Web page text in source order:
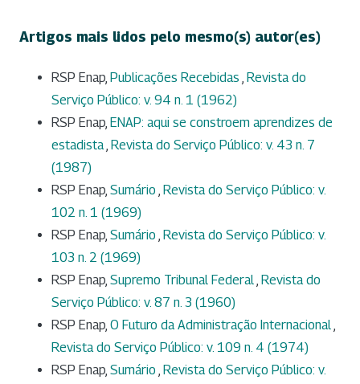
Artigos mais lidos pelo mesmo(s) autor(es)
RSP Enap, Publicações Recebidas , Revista do
Serviço Público: v. 94 n. 1 (1962)
RSP Enap, ENAP: aqui se constroem aprendizes de
estadista, Revista do Serviço Público: v. 43 n. 7
(1987)
RSP Enap, Sumário , Revista do Serviço Público: v.
102 n. 1 (1969)
RSP Enap, Sumário , Revista do Serviço Público: v.
103 n. 2 (1969)
RSP Enap, Supremo Tribunal Federal, Revista do
Serviço Público: v. 87 n. 3 (1960)
RSP Enap, O Futuro da Administração Internacional,
Revista do Serviço Público: v. 109 n. 4 (1974)
RSP Enap, Sumário , Revista do Serviço Público: v.